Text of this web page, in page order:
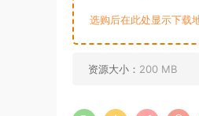
选购后在此处显示下载
资源大小： 200 MB